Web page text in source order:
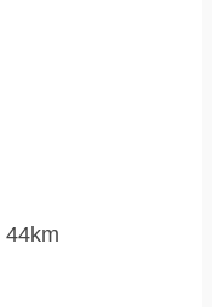
44km